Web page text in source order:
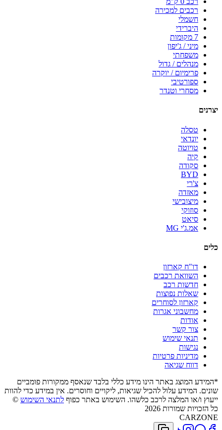
רכבים למכירה
חשמלי
היברידי
7 מקומות
מיני / ג'יפון
משפחתי
מנהלים / גדול
פרימיום / יוקרה
ספורטיבי
מסחרי וטנדר
יצרנים
טסלה
יונדאי
טויוטה
קיה
סקודה
BYD
צ'רי
מאזדה
מיצובישי
סוזוקי
סיאט
אמ.ג'י MG
כלים
דו"ח קארזון
השוואת רכבים
חדשות רכב
שאלות נפוצות
קארזון לסוחרים
מחשבוני אגרות
אודות
צור קשר
תנאי שימוש
נגישות
מדיניות פרטיות
דווח שגיאה
*המידע המוצג באתר הינו מידע כללי בלבד שנאסף ממקורות פומביים
שונים. המידע עלול להכיל שגיאות, ליקויים וחוסרים. אין במידע כדי להוות
ייעוץ ו/או המלצה לרכב כלשהו. השימוש באתר כפוף לתנאי השימוש ©
כל הזכויות שמורות 2026
CARZONE